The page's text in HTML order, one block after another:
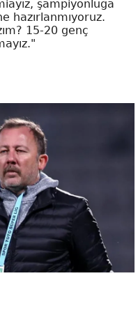
şampiyonluğa
hazırlanmıyoruz.
15-20 genç